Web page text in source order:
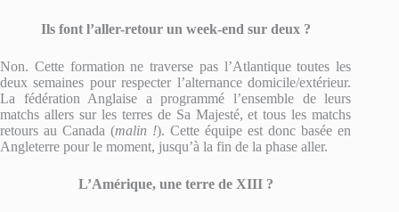
Ils font l’aller-retour un week-end sur deux ?
Non. Cette formation ne traverse pas l’Atlantique toutes les
deux semaines pour respecter l’alternance domicile/extérieur.
La fédération Anglaise a programmé l’ensemble de leurs
matchs allers sur les terres de Sa Majesté, et tous les matchs
retours au Canada (malin !). Cette équipe est donc basée en
Angleterre pour le moment, jusqu’à la fin de la phase aller.
L’Amérique, une terre de XIII ?